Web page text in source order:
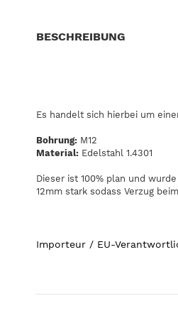
BESCHREIBUNG
Es handelt sich hierbei um
Bohrung: M12
Material: Edelstahl 1.4301
Dieser ist 100% plan und
12mm stark sodass Verzug
Importeur / EU-